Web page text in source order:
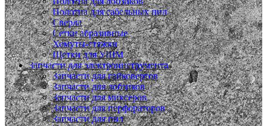
Полотна для сабельных пил
Сверла
Сетки абразивные
Хомуты-стяжки
Щетки для УШМ
Запчасти для электроинструмента
Запчасти для гайковертов
Запчасти для лобзиков
Запчасти для миксеров
Запчасти для перфораторов
Запчасти для пил